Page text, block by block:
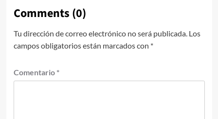
Comments (0)
Tu dirección de correo electrónico no será publicada. Los
campos obligatorios están marcados con *
Comentario *